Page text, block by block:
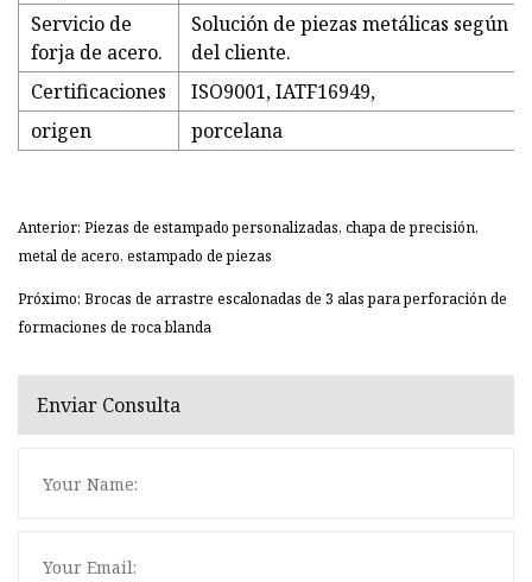
Servicio de
forja de acero.
Solución de piezas metálicas según
del cliente.
Certificaciones
ISO9001, IATF16949,
origen
porcelana
Anterior: Piezas de estampado personalizadas, chapa de precisión,
metal de acero, estampado de piezas
Próximo: Brocas de arrastre escalonadas de 3 alas para perforación de
formaciones de roca blanda
Enviar Consulta